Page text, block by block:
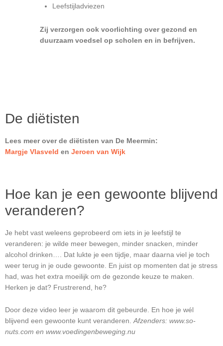
Leefstijladviezen
Zij verzorgen ook voorlichting over gezond en
duurzaam voedsel op scholen en in befrijven.
De diëtisten
Lees meer over de diëtisten van De Meermin:
Margje Vlasveld en Jeroen van Wijk
Hoe kan je een gewoonte blijvend
veranderen?
Je hebt vast weleens geprobeerd om iets in je leefstijl te
veranderen: je wilde meer bewegen, minder snacken, minder
alcohol drinken…. Dat lukte je een tijdje, maar daarna viel je toch
weer terug in je oude gewoonte. En juist op momenten dat je stress
had, was het extra moeilijk om de gezonde keuze te maken.
Herken je dat? Frustrerend, he?
Door deze video leer je waarom dit gebeurde. En hoe je wél
blijvend een gewoonte kunt veranderen. Afzenders: www.so-
nuts.com en www.voedingenbeweging.nu